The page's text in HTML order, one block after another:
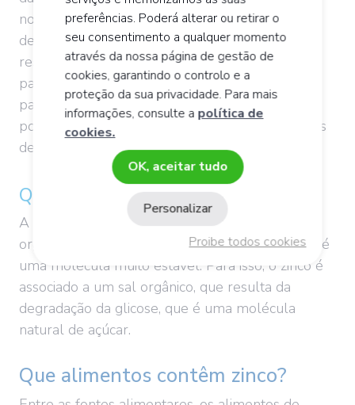
nossos tecidos (a pele, as mucosas, etc.) se
desenvolvem, se renovam, mas também se
restabelecem (cicatrizam). O efeito do zinco é
particularmente importante na pele: contribui
para a manutenção de umapele saudável
podendo assim ser benéfico para certas doenças
dermatológicas, como a acne.
Que zinco escolher?
A forma mais facilmente assimilável pelo
organismo é o gluconato de zinco.O gluconato é
uma molécula muito estável. Para isso, o zinco é
associado a um sal orgânico, que resulta da
degradação da glicose, que é uma molécula
natural de açúcar.
Que alimentos contêm zinco?
preferências. Poderá alterar ou retirar o
seu consentimento a qualquer momento
através da nossa página de gestão de
cookies, garantindo o controlo e a
proteção da sua privacidade. Para mais
informações, consulte a política de
cookies.
OK, aceitar tudo
Proibe todos cookies
Personalizar